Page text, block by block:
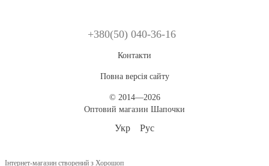
+380(50) 040-36-16
Контакти
Повна версія сайту
© 2014—2026
Оптовий магазин Шапочки
Укр Рус
Інтернет-магазин створений з Хорошоп